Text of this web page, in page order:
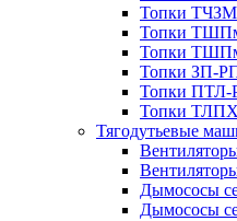
Топки ТЧЗМ
Топки
Топки
Топки ЗП-
Топки
Топки ТЛПХ
Тягодутьевые
Дымососы
Дымососы